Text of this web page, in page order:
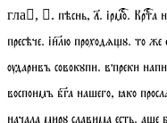
гла, . пѣснь, . ірмо. Крта
пресѣче. іилю проходѧꙋ. то
ѹдаривъ совокꙋпи. впреки
воспоимъ бга нашего, ꙗко